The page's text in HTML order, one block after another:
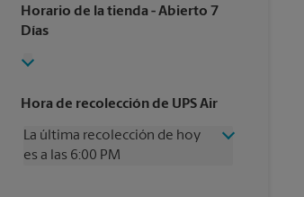
Horario de la tienda - Abierto 7
Días
Hora de recolección de UPS Air
La última recolección de hoy
es a las 6:00 PM